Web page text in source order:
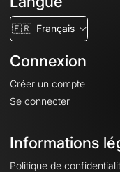
🇫🇷 Français
Connexion
Créer un compte
Se connecter
Informations
Politique de